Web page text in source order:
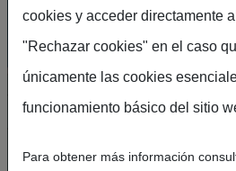
UN
ENCUENTRO
cookies y acceder directamente
"Rechazar cookies" en el caso
únicamente las cookies
funcionamiento básico del sitio
Para obtener más información